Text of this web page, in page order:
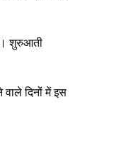
शुरुआती
दिनों में इस